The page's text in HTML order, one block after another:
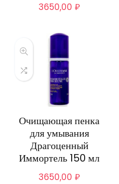
3650,00₽
Очищающая пенка
для умывания
Драгоценный
Иммортель 150 мл
3650,00₽